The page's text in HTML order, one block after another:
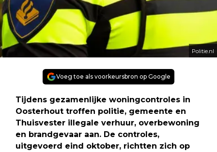
Politie.nl
Voeg toe als voorkeursbron op Google
Tijdens gezamenlijke woningcontroles in
Oosterhout troffen politie, gemeente en
Thuisvester illegale verhuur, overbewoning
en brandgevaar aan. De controles,
uitgevoerd eind oktober, richtten zich op